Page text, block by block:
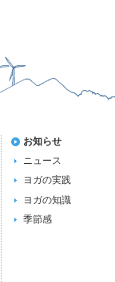
お知らせ
ニュース
ヨガの実践
ヨガの知識
季節感